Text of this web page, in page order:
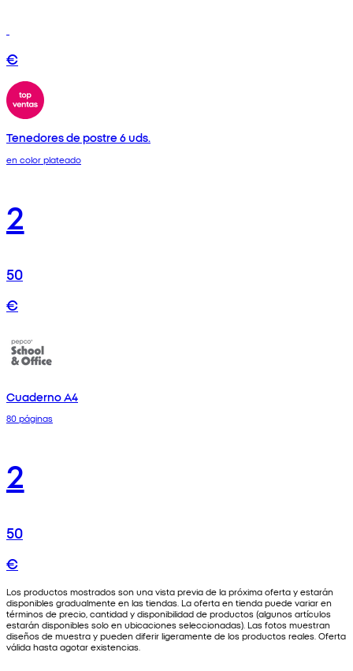
€
Tenedores de postre 6 uds.
en color plateado
2
50
€
Cuaderno A4
80 páginas
2
50
€
Los productos mostrados son una vista previa de la próxima oferta y estarán
disponibles gradualmente en las tiendas. La oferta en tienda puede variar en
términos de precio, cantidad y disponibilidad de productos (algunos artículos
estarán disponibles solo en ubicaciones seleccionadas). Las fotos muestran
diseños de muestra y pueden diferir ligeramente de los productos reales. Oferta
válida hasta agotar existencias.